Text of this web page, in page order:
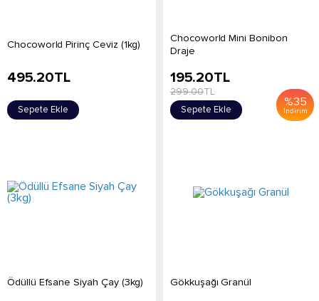
Chocoworld Pirinç Ceviz (1kg)
495.20TL
Sepete Ekle
Chocoworld Mini Bonibon
Draje
%35
İndirim
195.20TL
299.00TL
Sepete Ekle
Ödüllü Efsane Siyah Çay (3kg) Gökkuşağı Granül